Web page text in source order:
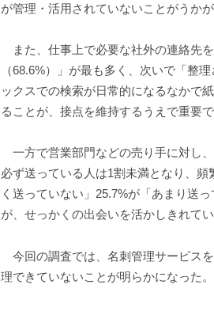
が管理・活用されていないことがうか
また、仕事上で必要な社外の連絡先
（68.6%）」が最も多く、次いで「整
ックスでの検索が日常的になるなかで
ることが、接点を維持するうえで重要
一方で営業部門などの売り手に対し
必ず送っている人は1割未満となり、
く送っていない」25.7%が「あまり送
が、せっかくの出会いを活かしきれて
今回の調査では、名刺管理サービス
理できていないことが明らかになった。